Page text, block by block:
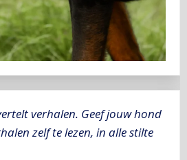
verhalen. Geef jouw hond
zelf te lezen, in alle stilte